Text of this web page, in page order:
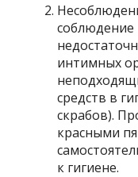
соблюдение
интимных
средств в
скрабов).
красными
к гигиене.